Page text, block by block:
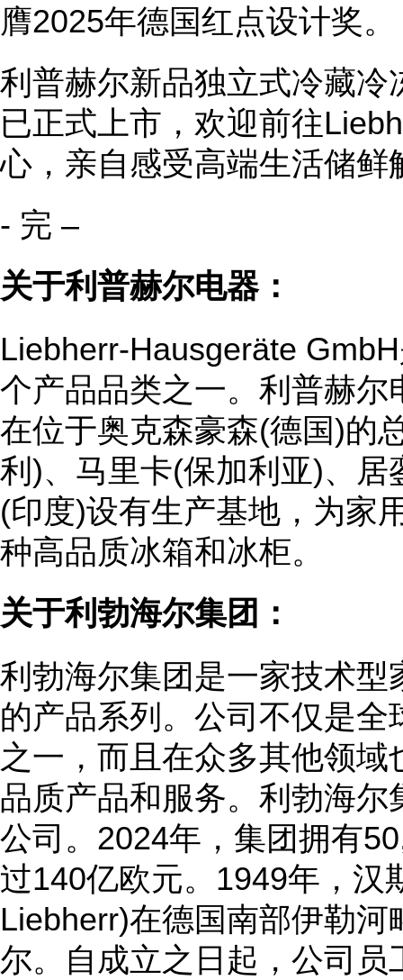
膺2025年德国红点设计奖。
利普赫尔新品独立式冷藏
已正式上市，欢迎前往
心，亲自感受高端生活储鲜
- 完 –
关于利普赫尔电器：
Liebherr-Hausgeräte
个产品品类之一。利普赫
在位于奥克森豪森(德国)的
利)、马里卡(保加利亚)、
(印度)设有生产基地，为家
种高品质冰箱和冰柜。
关于利勃海尔集团：
利勃海尔集团是一家技术
的产品系列。公司不仅是
之一，而且在众多其他领
品质产品和服务。利勃海
公司。2024年，集团拥有
过140亿欧元。1949年，汉
Liebherr)在德国南部伊勒
尔。自成立之日起，公司